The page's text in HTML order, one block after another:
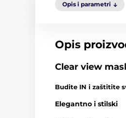
Opis i parametri
Opis
Clear view
Budite IN i zaštitite
Elegantno i stilski